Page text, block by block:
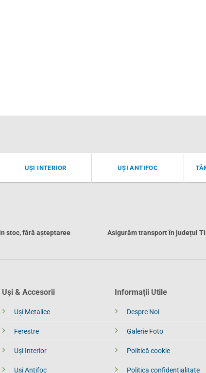
UȘI INTERIOR UȘI ANTIFOC
stoc, fără așteptaree Asigurăm transport în județul
Uși & Accesorii
Uși Metalice
Ferestre
Uși Interior
Uși Antifoc
Informații Utile
Despre Noi
Galerie Foto
Politică cookie
Politica confidențialitate